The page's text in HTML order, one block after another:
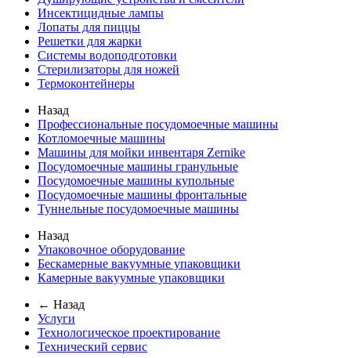
Инсектицидные лампы
Лопаты для пиццы
Решетки для жарки
Системы водоподготовки
Стерилизаторы для ножей
Термоконтейнеры
Назад
Профессиональные посудомоечные машины
Котломоечные машины
Машины для мойки инвентаря Zernike
Посудомоечные машины гранульные
Посудомоечные машины купольные
Посудомоечные машины фронтальные
Туннельные посудомоечные машины
Назад
Упаковочное оборудование
Бескамерные вакуумные упаковщики
Камерные вакуумные упаковщики
← Назад
Услуги
Технологическое проектирование
Технический сервис